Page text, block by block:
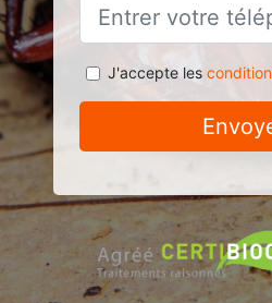
J'accepte les